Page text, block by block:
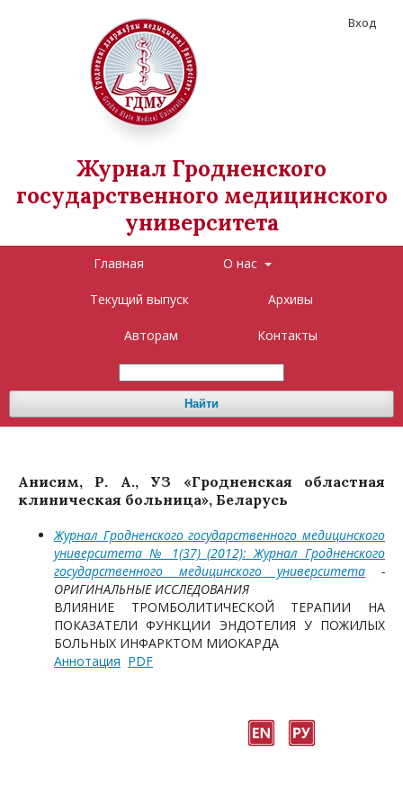
Журнал Гродненского
государственного медицинского
университета
Главная О нас
Текущий выпуск Архивы
Авторам Контакты
Найти
Вход
Анисим, Р. А., УЗ «Гродненская областная
клиническая больница», Беларусь
Журнал Гродненского государственного медицинского
университета № 1(37) (2012): Журнал Гродненского
государственного медицинского университета -
ОРИГИНАЛЬНЫЕ ИССЛЕДОВАНИЯ
ВЛИЯНИЕ ТРОМБОЛИТИЧЕСКОЙ ТЕРАПИИ НА
ПОКАЗАТЕЛИ ФУНКЦИИ ЭНДОТЕЛИЯ У ПОЖИЛЫХ
БОЛЬНЫХ ИНФАРКТОМ МИОКАРДА
Аннотация PDF